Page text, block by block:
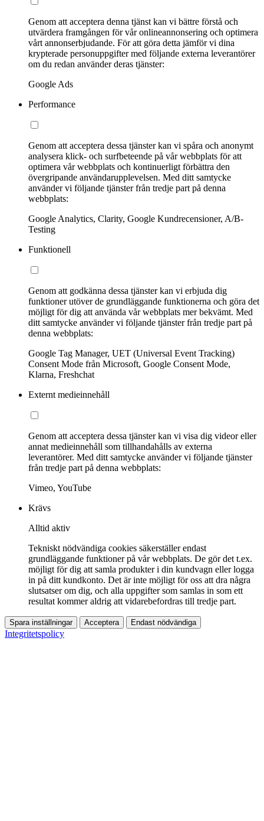
Genom att acceptera denna tjänst kan vi bättre förstå och
utvärdera framgången för vår onlineannonsering och optimera
vårt annonserbjudande. För att göra detta jämför vi dina
krypterade personuppgifter med följande externa leverantörer
om du redan använder deras tjänster:
Google Ads
Performance
Genom att acceptera dessa tjänster kan vi spåra och anonymt
analysera klick- och surfbeteende på vår webbplats för att
optimera vår webbplats och kontinuerligt förbättra den
övergripande användarupplevelsen. Med ditt samtycke
använder vi följande tjänster från tredje part på denna
webbplats:
Google Analytics, Clarity, Google Kundrecensioner, A/B-
Testing
Funktionell
Genom att godkänna dessa tjänster kan vi erbjuda dig
funktioner utöver de grundläggande funktionerna och göra det
möjligt för dig att använda vår webbplats mer bekvämt. Med
ditt samtycke använder vi följande tjänster från tredje part på
denna webbplats:
Google Tag Manager, UET (Universal Event Tracking)
Consent Mode från Microsoft, Google Consent Mode,
Klarna, Freshchat
Externt medieinnehåll
Genom att acceptera dessa tjänster kan vi visa dig videor eller
annat medieinnehåll som tillhandahålls av externa
leverantörer. Med ditt samtycke använder vi följande tjänster
från tredje part på denna webbplats:
Vimeo, YouTube
Krävs
Alltid aktiv
Tekniskt nödvändiga cookies säkerställer endast
grundläggande funktioner på vår webbplats. De gör det t.ex.
möjligt för dig att samla produkter i din kundvagn eller logga
in på ditt kundkonto. Det är inte möjligt för oss att dra några
slutsatser om dig, och alla uppgifter som samlas in som ett
resultat kommer aldrig att vidarebefordras till tredje part.
Spara inställningar Acceptera Endast nödvändiga
Integritetspolicy